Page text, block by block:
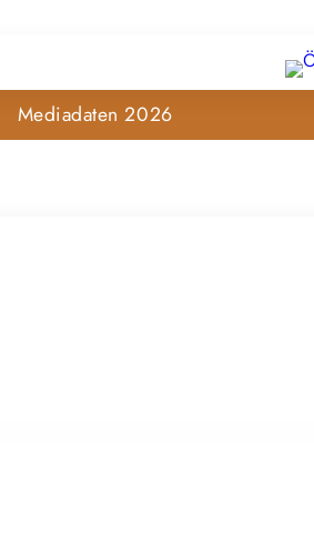
Mediadaten 2026